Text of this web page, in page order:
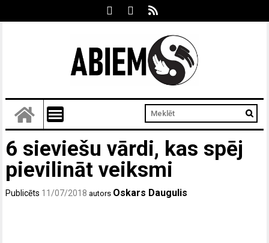
6 sieviešu vārdi, kas spēj
pievilināt veiksmi
Publicēts 11/07/2018 autors Oskars Daugulis